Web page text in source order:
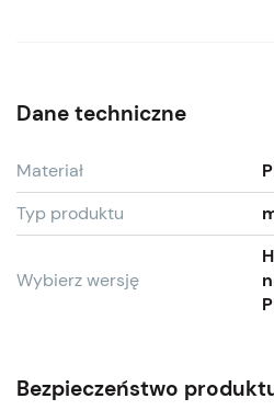
Dane techniczne
Materiał
Typ produktu
Wybierz wersję
Bezpieczeństwo